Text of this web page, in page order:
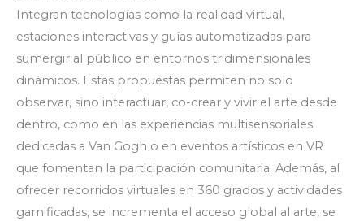
Integran tecnologías como la realidad virtual,
estaciones interactivas y guías automatizadas para
sumergir al público en entornos tridimensionales
dinámicos. Estas propuestas permiten no solo
observar, sino interactuar, co-crear y vivir el arte desde
dentro, como en las experiencias multisensoriales
dedicadas a Van Gogh o en eventos artísticos en VR
que fomentan la participación comunitaria. Además, al
ofrecer recorridos virtuales en 360 grados y actividades
gamificadas, se incrementa el acceso global al arte, se